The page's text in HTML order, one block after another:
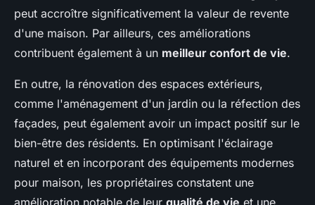
peut accroître significativement la valeur de revente
d'une maison. Par ailleurs, ces améliorations
contribuent également à un meilleur confort de vie.
En outre, la rénovation des espaces extérieurs,
comme l'aménagement d'un jardin ou la réfection des
façades, peut également avoir un impact positif sur le
bien-être des résidents. En optimisant l'éclairage
naturel et en incorporant des équipements modernes
pour maison, les propriétaires constatent une